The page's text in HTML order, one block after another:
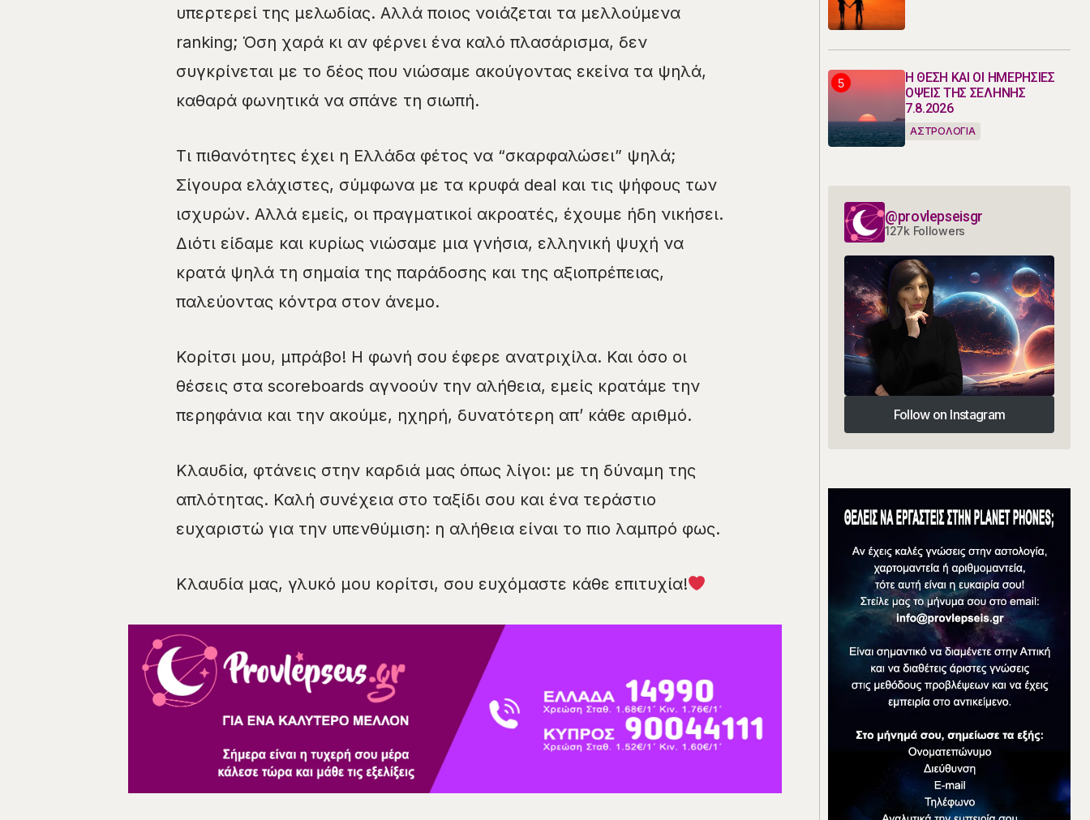
υπερτερεί της μελωδίας. Αλλά ποιος νοιάζεται τα μελλούμενα
ranking; Όση χαρά κι αν φέρνει ένα καλό πλασάρισμα, δεν
συγκρίνεται με το δέος που νιώσαμε ακούγοντας εκείνα τα ψηλά,
καθαρά φωνητικά να σπάνε τη σιωπή.
Τι πιθανότητες έχει η Ελλάδα φέτος να “σκαρφαλώσει” ψηλά;
Σίγουρα ελάχιστες, σύμφωνα με τα κρυφά deal και τις ψήφους των
ισχυρών. Αλλά εμείς, οι πραγματικοί ακροατές, έχουμε ήδη νικήσει.
Διότι είδαμε και κυρίως νιώσαμε μια γνήσια, ελληνική ψυχή να
κρατά ψηλά τη σημαία της παράδοσης και της αξιοπρέπειας,
παλεύοντας κόντρα στον άνεμο.
Κορίτσι μου, μπράβο! Η φωνή σου έφερε ανατριχίλα. Και όσο οι
θέσεις στα scoreboards αγνοούν την αλήθεια, εμείς κρατάμε την
περηφάνια και την ακούμε, ηχηρή, δυνατότερη απ’ κάθε αριθμό.
Κλαυδία, φτάνεις στην καρδιά μας όπως λίγοι: με τη δύναμη της
απλότητας. Καλή συνέχεια στο ταξίδι σου και ένα τεράστιο
ευχαριστώ για την υπενθύμιση: η αλήθεια είναι το πιο λαμπρό φως.
Κλαυδία μας, γλυκό μου κορίτσι, σου ευχόμαστε κάθε επιτυχία!
Η ΘΕΣΗ ΚΑΙ ΟΙ ΗΜΕΡΗΣΙΕΣ
ΟΨΕΙΣ ΤΗΣ ΣΕΛΗΝΗΣ
7.8.2026
ΑΣΤΡΟΛΟΓΙΑ
@provlepseisgr
127k Followers
Follow on Instagram
Follow on Instagram